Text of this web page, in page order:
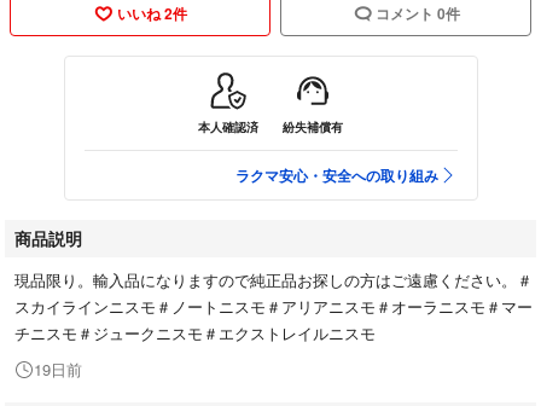
いいね 2件 コメント 0件
本人確認済 紛失補償有
ラクマ安心・安全への取り組み
商品説明
現品限り。輸入品になりますので純正品お探しの方はご遠慮ください。＃
スカイラインニスモ＃ノートニスモ＃アリアニスモ＃オーラニスモ＃マー
チニスモ＃ジュークニスモ＃エクストレイルニスモ
19日前